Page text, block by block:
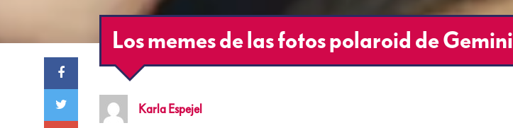
Los memes de las fotos polaroid de Gemini
Karla Espejel